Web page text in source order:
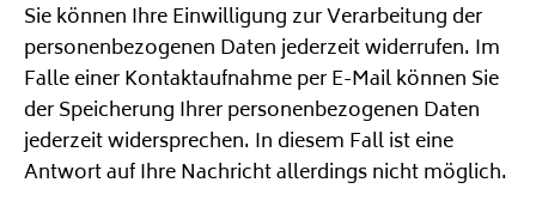
Sie können Ihre Einwilligung zur Verarbeitung der
personenbezogenen Daten jederzeit widerrufen. Im
Falle einer Kontaktaufnahme per E-Mail können Sie
der Speicherung Ihrer personenbezogenen Daten
jederzeit widersprechen. In diesem Fall ist eine
Antwort auf Ihre Nachricht allerdings nicht möglich.